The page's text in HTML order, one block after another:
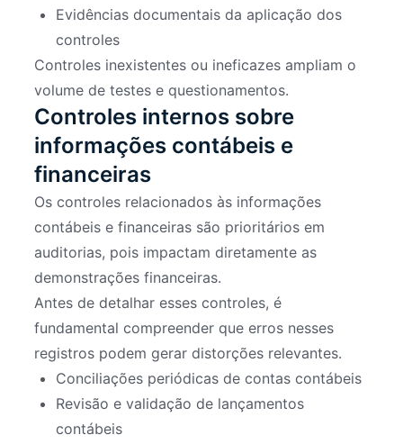
Evidências documentais da aplicação dos
controles
Controles inexistentes ou ineficazes ampliam o
volume de testes e questionamentos.
Controles internos sobre
informações contábeis e
financeiras
Os controles relacionados às informações
contábeis e financeiras são prioritários em
auditorias, pois impactam diretamente as
demonstrações financeiras.
Antes de detalhar esses controles, é
fundamental compreender que erros nesses
registros podem gerar distorções relevantes.
Conciliações periódicas de contas contábeis
Revisão e validação de lançamentos
contábeis